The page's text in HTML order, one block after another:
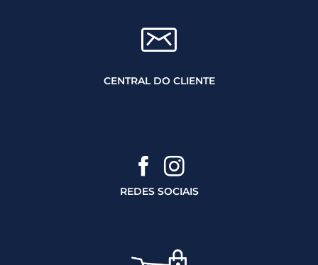
CENTRAL DO CLIENTE
REDES SOCIAIS